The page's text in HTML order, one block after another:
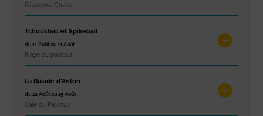
Résidence Challe
Tchoukball et Spikeball
du 11 Août au 11 Août
Plage du passous
La Balade d’Anton
du 12 Août au 15 Août
Cale du Passous